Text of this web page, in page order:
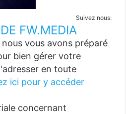
Suivez nous:
FW.MEDIA
vous avons préparé
bien gérer votre
en toute
ici pour y accéder
concernant